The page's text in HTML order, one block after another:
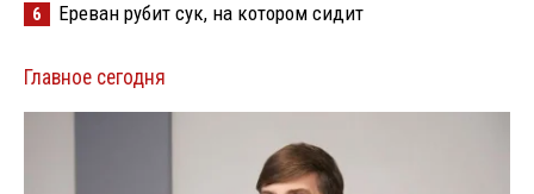
6 Ереван рубит сук, на котором сидит
Главное сегодня